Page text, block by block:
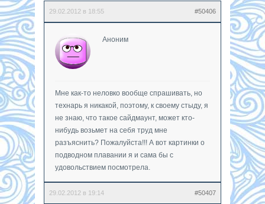
29.02.2012 в 18:55 #50406
Аноним
Мне как-то неловко вообще спрашивать, но
технарь я никакой, поэтому, к своему стыду, я
не знаю, что такое сайдмаунт, может кто-
нибудь возьмет на себя труд мне
разъяснить? Пожалуйста!!! А вот картинки о
подводном плавании я и сама бы с
удовольствием посмотрела.
29.02.2012 в 19:14 #50407